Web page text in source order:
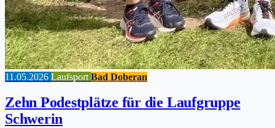
11.05.2026 Laufsport Bad Doberan
Zehn Podestplätze für die Laufgruppe
Schwerin